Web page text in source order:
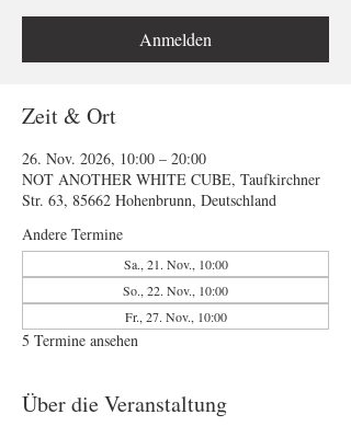
Anmelden
Zeit & Ort
26. Nov. 2026, 10:00 – 20:00
NOT ANOTHER WHITE CUBE, Taufkirchner
Str. 63, 85662 Hohenbrunn, Deutschland
Andere Termine
Sa., 21. Nov., 10:00
So., 22. Nov., 10:00
Fr., 27. Nov., 10:00
5 Termine ansehen
Über die Veranstaltung